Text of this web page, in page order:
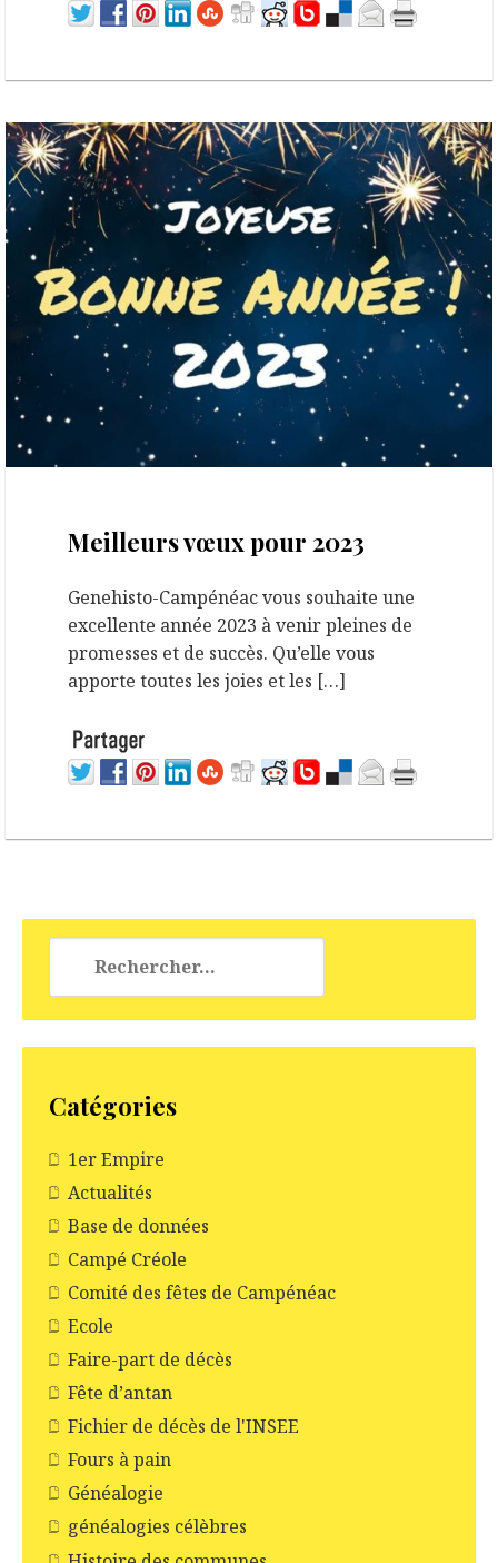
Meilleurs vœux pour 2023
Genehisto-Campénéac vous souhaite une
excellente année 2023 à venir pleines de
promesses et de succès. Qu’elle vous
apporte toutes les joies et les […]
Catégories
1er Empire
Actualités
Base de données
Campé Créole
Comité des fêtes de Campénéac
Ecole
Faire-part de décès
Fête d’antan
Fichier de décès de l'INSEE
Fours à pain
Généalogie
généalogies célèbres